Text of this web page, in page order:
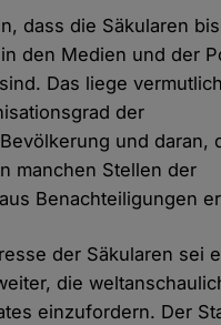
dass die Säkularen
den Medien und der
Das liege
der
und daran,
manchen Stellen der
Benachteiligungen
der Säkularen sei
die
einzufordern. Der